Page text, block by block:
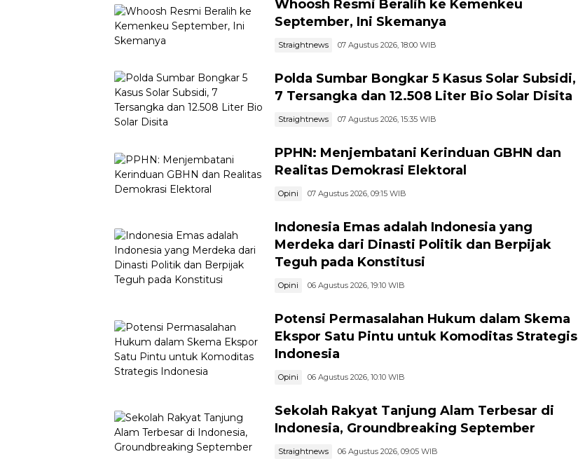
Whoosh Resmi Beralih ke Kemenkeu
September, Ini Skemanya
Straightnews 07 Agustus 2026, 18:00 WIB
Polda Sumbar Bongkar 5 Kasus Solar Subsidi,
7 Tersangka dan 12.508 Liter Bio Solar Disita
Straightnews 07 Agustus 2026, 15:35 WIB
PPHN: Menjembatani Kerinduan GBHN dan
Realitas Demokrasi Elektoral
Opini 07 Agustus 2026, 09:15 WIB
Indonesia Emas adalah Indonesia yang
Merdeka dari Dinasti Politik dan Berpijak
Teguh pada Konstitusi
Opini 06 Agustus 2026, 19:10 WIB
Potensi Permasalahan Hukum dalam Skema
Ekspor Satu Pintu untuk Komoditas Strategis
Indonesia
Opini 06 Agustus 2026, 10:10 WIB
Sekolah Rakyat Tanjung Alam Terbesar di
Indonesia, Groundbreaking September
Straightnews 06 Agustus 2026, 09:05 WIB